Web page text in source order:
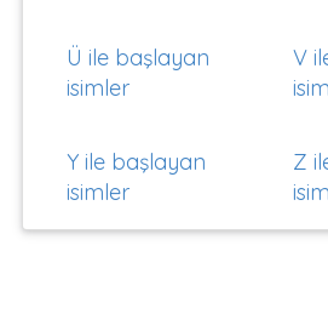
Ü ile başlayan
isimler
V
Y ile başlayan
isimler
Z